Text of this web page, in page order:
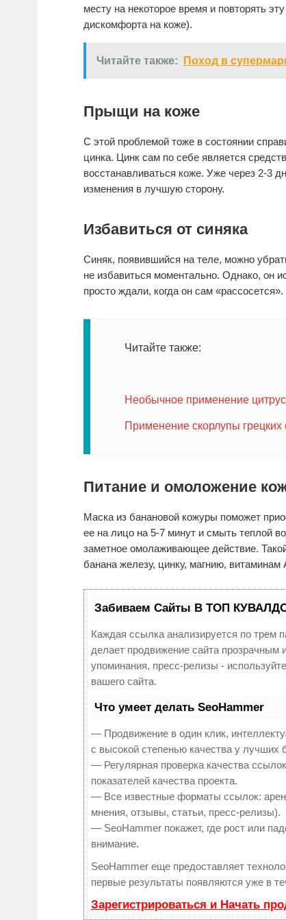
месту на некоторое время и повторять
дискомфорта на коже).
Читайте также: Поход в
Прыщи на коже
С этой проблемой тоже в состоянии
цинка. Цинк сам по себе является
восстанавливаться коже. Уже через 2-3
изменения в лучшую сторону.
Избавиться от синяка
Синяк, появившийся на теле, можно
не избавиться моментально. Однако, он
просто ждали, когда он сам «рассосется».
Читайте также:
Необычное применение
Применение скорлупы грецких
Питание и омоложение
Маска из банановой кожуры поможет
ее на лицо на 5-7 минут и смыть теплой
заметное омолаживающее действие.
банана железу, цинку, магнию, витаминам
Забиваем Сайты В ТОП
Каждая ссылка анализируется по трем
делает продвижение сайта
упоминания, пресс-релизы -
вашего сайта.
Что умеет делать SeoHammer
— Продвижение в один клик,
с высокой степенью качества у лучших
— Регулярная проверка качества
показателей качества проекта.
— Все известные форматы ссылок:
мнения, отзывы, статьи, пресс-релизы).
— SeoHammer покажет, где рост или
внимание.
SeoHammer еще предоставляет
первые результаты появляются уже в
Зарегистрироваться и Начать